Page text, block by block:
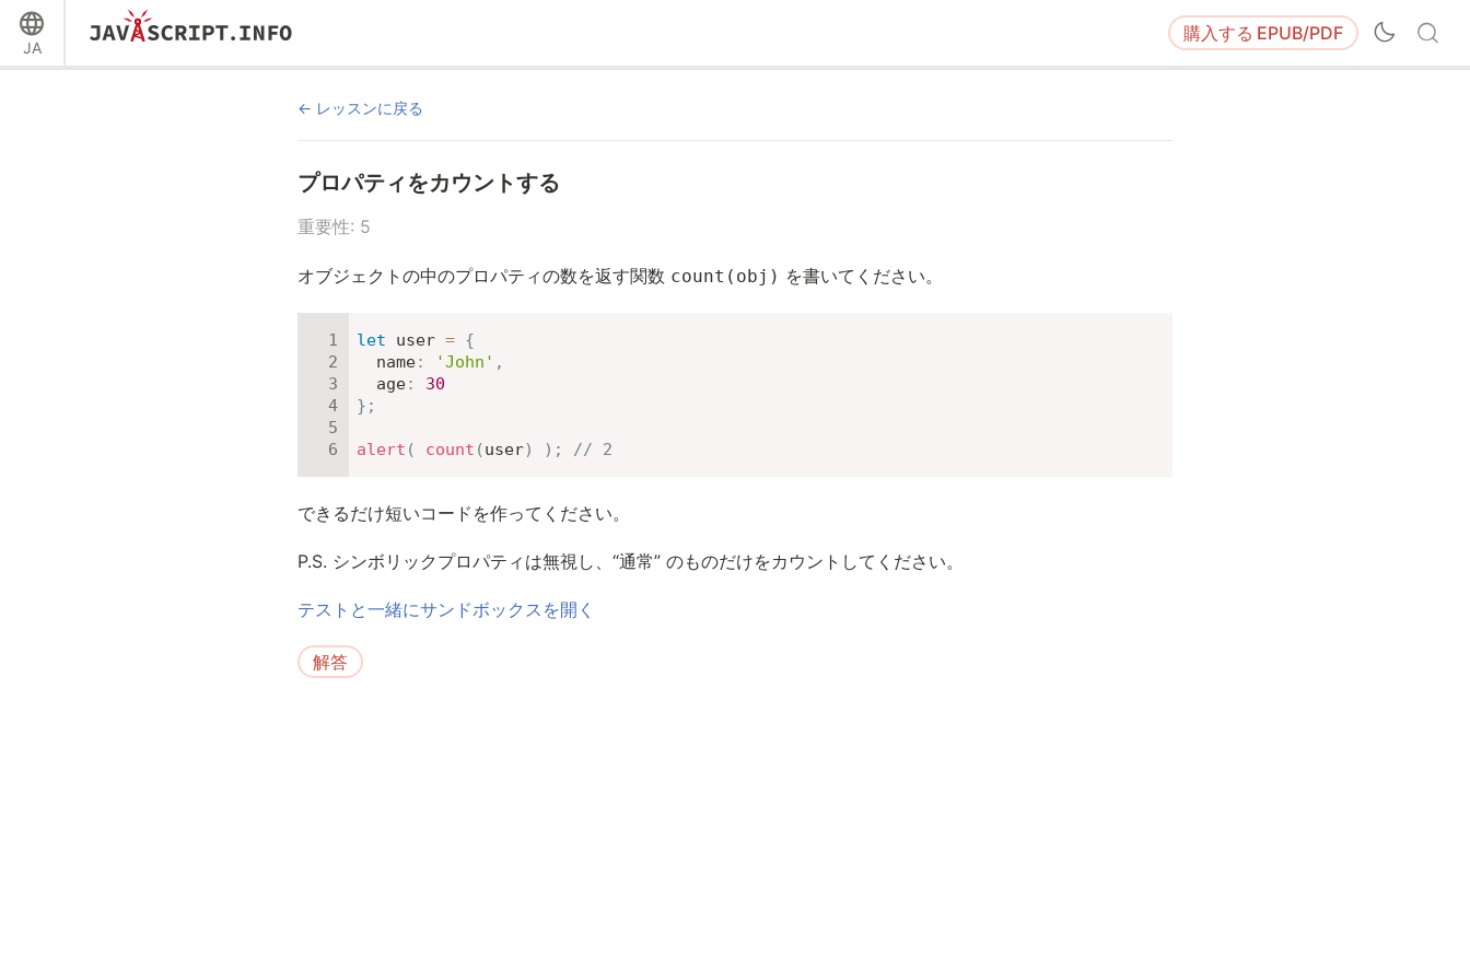
JA
購入する EPUB/PDF
レッスンに戻る
プロパティをカウントする
重要性: 5
オブジェクトの中のプロパティの数を返す関数 count(obj) を書いてください。
let user = {
name: 'John' ,
age:
30
} ;
alert ( count (user) ) ; // 2
できるだけ短いコードを作ってください。
P.S. シンボリックプロパティは無視し、“通常” のものだけをカウントしてください。
テストと一緒にサンドボックスを開く
解答